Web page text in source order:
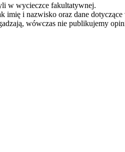
w wycieczce fakultatywnej.
imię i nazwisko oraz dane
wówczas nie publikujemy